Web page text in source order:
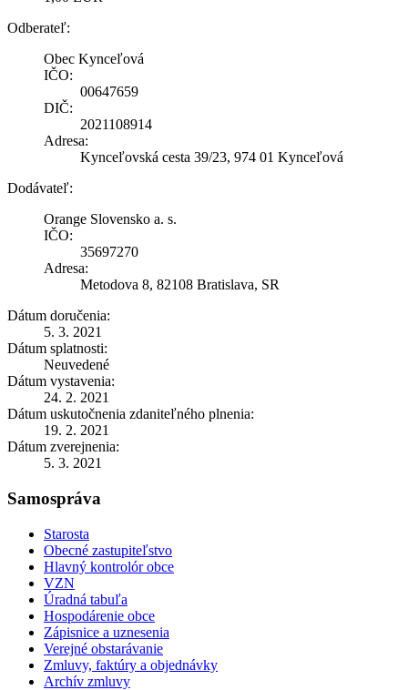
Odberateľ:
Obec Kynceľová
IČO:
00647659
DIČ:
2021108914
Adresa:
Kynceľovská cesta 39/23, 974 01 Kynceľová
Dodávateľ:
Orange Slovensko a. s.
IČO:
35697270
Adresa:
Metodova 8, 82108 Bratislava, SR
Dátum doručenia:
5. 3. 2021
Dátum splatnosti:
Neuvedené
Dátum vystavenia:
24. 2. 2021
Dátum uskutočnenia zdaniteľného plnenia:
19. 2. 2021
Dátum zverejnenia:
5. 3. 2021
Samospráva
Starosta
Obecné zastupiteľstvo
Hlavný kontrolór obce
VZN
Úradná tabuľa
Hospodárenie obce
Zápisnice a uznesenia
Verejné obstarávanie
Zmluvy, faktúry a objednávky
Archív zmluvy